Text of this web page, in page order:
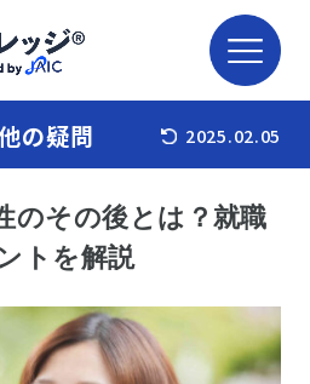
の疑問 2025.02.05
のその後とは？就職
トを解説